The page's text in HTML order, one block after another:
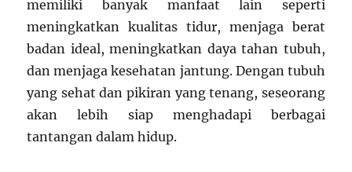
memiliki banyak manfaat lain seperti
meningkatkan kualitas tidur, menjaga berat
badan ideal, meningkatkan daya tahan tubuh,
dan menjaga kesehatan jantung. Dengan tubuh
yang sehat dan pikiran yang tenang, seseorang
akan lebih siap menghadapi berbagai
tantangan dalam hidup.